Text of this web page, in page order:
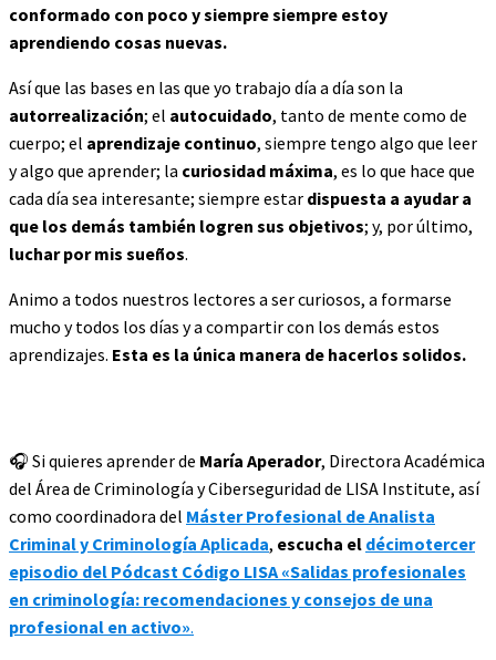
conformado con poco y siempre siempre estoy
aprendiendo cosas nuevas.
Así que las bases en las que yo trabajo día a día son la
autorrealización; el autocuidado, tanto de mente como de
cuerpo; el aprendizaje continuo, siempre tengo algo que leer
y algo que aprender; la curiosidad máxima, es lo que hace que
cada día sea interesante; siempre estar dispuesta a ayudar a
que los demás también logren sus objetivos; y, por último,
luchar por mis sueños.
Animo a todos nuestros lectores a ser curiosos, a formarse
mucho y todos los días y a compartir con los demás estos
aprendizajes. Esta es la única manera de hacerlos solidos.
🎧 Si quieres aprender de María Aperador, Directora Académica
del Área de Criminología y Ciberseguridad de LISA Institute, así
como coordinadora del Máster Profesional de Analista
Criminal y Criminología Aplicada, escucha el décimotercer
episodio del Pódcast Código LISA«Salidas profesionales
en criminología: recomendaciones y consejos de una
profesional en activo».